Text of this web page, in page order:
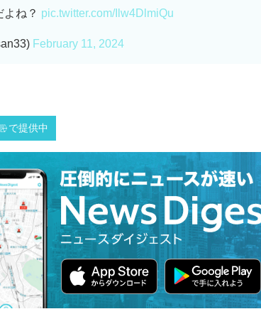
ね？ pic.twitter.com/Ilw4DlmiQu
February 11, 2024
で提供中